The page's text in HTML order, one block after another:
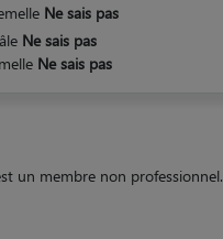
Ne sais pas
Ne sais pas
Ne sais pas
un membre non professionnel.